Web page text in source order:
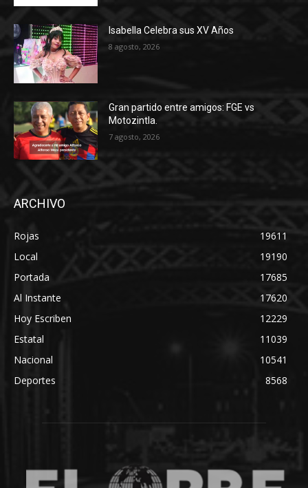
Isabella Celebra sus XV Años
8 agosto, 2026
Gran partido entre amigos: FGE vs
Motozintla.
7 agosto, 2026
ARCHIVO
Rojas
19611
Local
19190
Portada
17685
Al Instante
17620
Hoy Escriben
12229
Estatal
11039
Nacional
10541
Deportes
8568